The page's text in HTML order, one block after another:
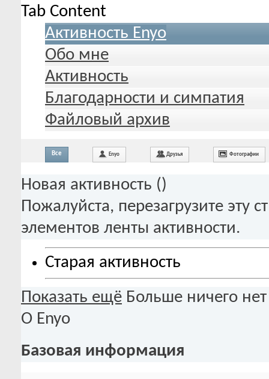
Tab Content
Активность Enyo
Обо мне
Активность
Благодарности и симпатия
Файловый архив
Все Enyo Друзья Фотографии
Новая активность ()
Пожалуйста, перезагрузите эту
элементов ленты активности.
Старая активность
Показать ещё Больше ничего нет
О Enyo
Базовая информация